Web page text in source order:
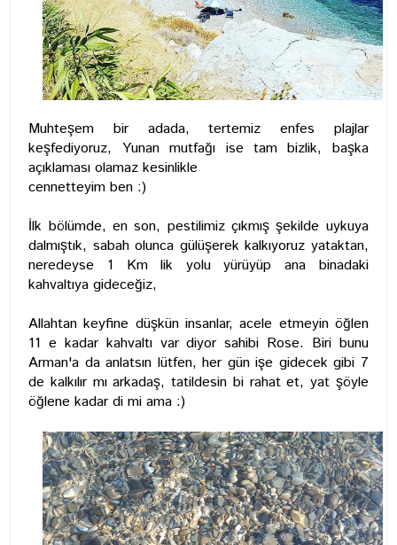
Muhteşem bir adada, tertemiz enfes plajlar
keşfediyoruz, Yunan mutfağı ise tam bizlik, başka
açıklaması olamaz kesinlikle
cennetteyim ben :)
İlk bölümde, en son, pestilimiz çıkmış şekilde uykuya
dalmıştık, sabah olunca gülüşerek kalkıyoruz yataktan,
neredeyse 1 Km lik yolu yürüyüp ana binadaki
kahvaltıya gideceğiz,
Allahtan keyfine düşkün insanlar, acele etmeyin öğlen
11 e kadar kahvaltı var diyor sahibi Rose. Biri bunu
Arman'a da anlatsın lütfen, her gün işe gidecek gibi 7
de kalkılır mı arkadaş, tatildesin bi rahat et, yat şöyle
öğlene kadar di mi ama :)